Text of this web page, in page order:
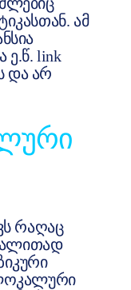
ამ
ე.წ. link
და არ
რაღაც